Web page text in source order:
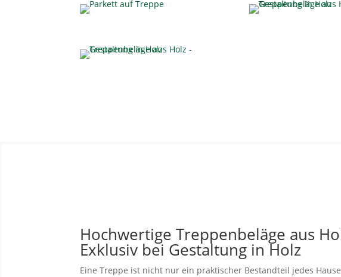
Hochwertige Treppenbeläge aus
Exklusiv bei Gestaltung in Holz
Eine Treppe ist nicht nur ein praktischer Bestandteil jedes